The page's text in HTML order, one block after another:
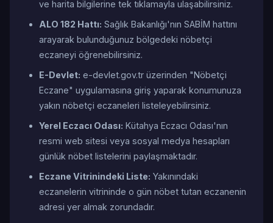
ve harita bilgilerine tek tıklamayla ulaşabilirsiniz.
ALO 182 Hattı: Sağlık Bakanlığı'nın SABİM hattını
arayarak bulunduğunuz bölgedeki nöbetçi
eczaneyi öğrenebilirsiniz.
E-Devlet: e-devlet.gov.tr üzerinden "Nöbetçi
Eczane" uygulamasına giriş yaparak konumunuza
yakın nöbetçi eczaneleri listeleyebilirsiniz.
Yerel Eczacı Odası: Kütahya Eczacı Odası'nın
resmi web sitesi veya sosyal medya hesapları
günlük nöbet listelerini paylaşmaktadır.
Eczane Vitrinindeki Liste: Yakınındaki
eczanelerin vitrininde o gün nöbet tutan eczanenin
adresi yer almak zorundadır.